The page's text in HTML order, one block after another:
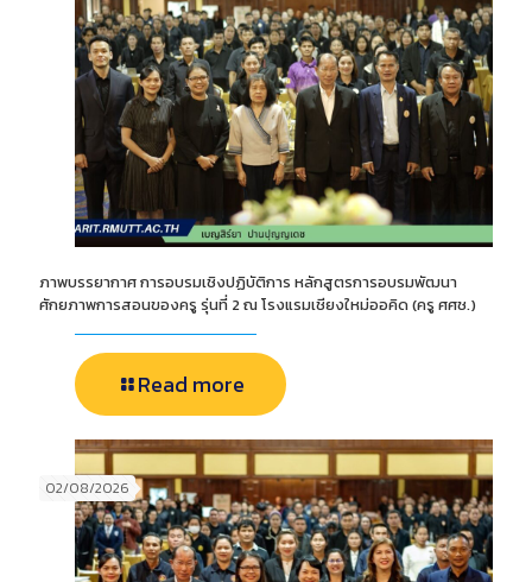
ภาพบรรยากาศ การอบรมเชิงปฏิบัติการ หลักสูตรการอบรมพัฒนา
ศักยภาพการสอนของครู รุ่นที่ 2 ณ โรงแรมเชียงใหม่ออคิด (ครู ศศช.)
Read more
02/08/2026